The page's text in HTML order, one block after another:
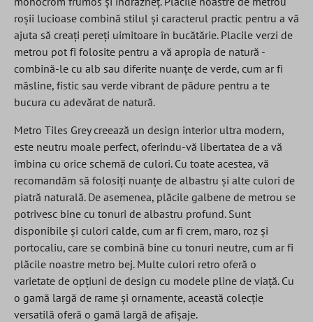
roșii lucioase combină stilul și caracterul practic pentru a vă
ajuta să creați pereți uimitoare în bucătărie. Placile verzi de
metrou pot fi folosite pentru a vă apropia de natură -
combină-le cu alb sau diferite nuanțe de verde, cum ar fi
măsline, fistic sau verde vibrant de pădure pentru a te
bucura cu adevărat de natură.
Metro Tiles Grey creează un design interior ultra modern,
este neutru moale perfect, oferindu-vă libertatea de a vă
îmbina cu orice schemă de culori. Cu toate acestea, vă
recomandăm să folosiți nuanțe de albastru și alte culori de
piatră naturală. De asemenea, plăcile galbene de metrou se
potrivesc bine cu tonuri de albastru profund. Sunt
disponibile și culori calde, cum ar fi crem, maro, roz și
portocaliu, care se combină bine cu tonuri neutre, cum ar fi
plăcile noastre metro bej. Multe culori retro oferă o
varietate de opțiuni de design cu modele pline de viață. Cu
o gamă largă de rame și ornamente, această colecție
versatilă oferă o gamă largă de afișaje.